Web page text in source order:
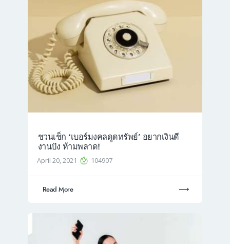
ชวนเช็ก ‘เบอร์มงคลดูดทรัพย์’ อยากเงินดี
งานปัง ห้ามพลาด!
April 20, 2021 104907
Read More